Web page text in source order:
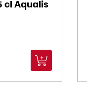
cl Aqualis